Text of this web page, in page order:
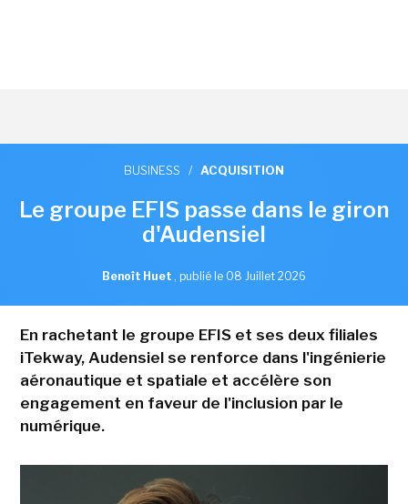
BUSINESS / ACQUISITION
Le groupe EFIS passe dans le giron
d'Audensiel
Benoît Huet , publié le 08 Juillet 2026
En rachetant le groupe EFIS et ses deux filiales
iTekway, Audensiel se renforce dans l'ingénierie
aéronautique et spatiale et accélère son
engagement en faveur de l'inclusion par le
numérique.